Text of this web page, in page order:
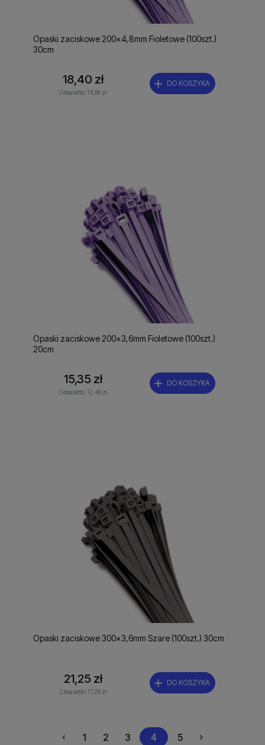
Opaski zaciskowe 200x4,8mm Fioletowe (100szt.)
30cm
18,40 zł
Cena netto:14,96 zł
DO KOSZYKA
Opaski zaciskowe 200x3,6mm Fioletowe (100szt.)
20cm
15,35 zł
Cena netto:12,48 zł
DO KOSZYKA
Opaski zaciskowe 300x3,6mm Szare (100szt.) 30cm
21,25 zł
Cena netto:17,28 zł
DO KOSZYKA
1 2 3 4 5